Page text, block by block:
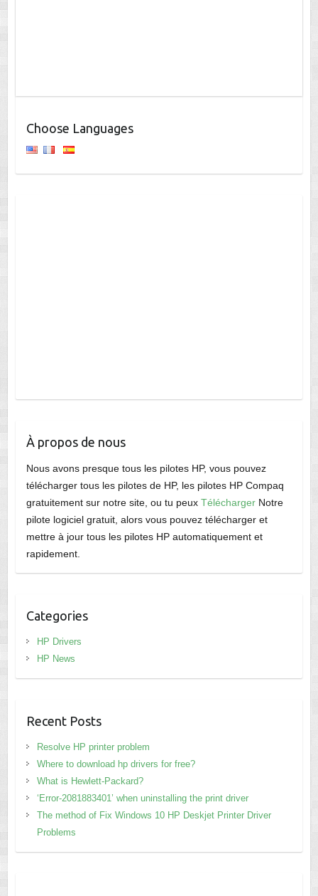
Choose Languages
À propos de nous
Nous avons presque tous les pilotes HP, vous pouvez
télécharger tous les pilotes de HP, les pilotes HP Compaq
gratuitement sur notre site, ou tu peux TéléchargerNotre
pilote logiciel gratuit, alors vous pouvez télécharger et
mettre à jour tous les pilotes HP automatiquement et
rapidement.
Categories
HP Drivers
HP News
Recent Posts
Resolve HP printer problem
Where to download hp drivers for free?
What is Hewlett-Packard?
‘Error-2081883401’ when uninstalling the print driver
The method of Fix Windows 10 HP Deskjet Printer Driver
Problems